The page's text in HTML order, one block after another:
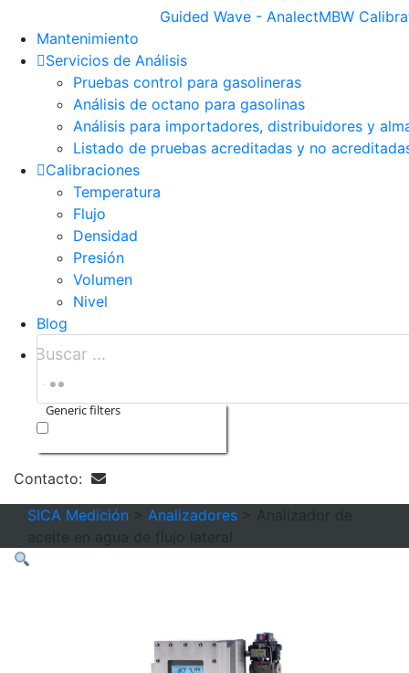
Guided Wave - AnalectMBW
Mantenimiento
Servicios de Análisis
Pruebas control para gasolineras
Análisis de octano para gasolinas
Análisis para importadores, distribuidores y
Listado de pruebas acreditadas y no
Calibraciones
Temperatura
Flujo
Densidad
Presión
Volumen
Nivel
Blog
Generic filters
Contacto:
SICA Medición
Analizadores